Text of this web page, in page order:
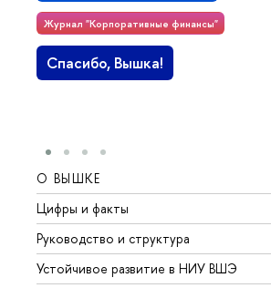
Журнал "Корпоративные финансы"
Спасибо, Вышка!
О ВЫШКЕ
Цифры и факты
Руководство и структура
Устойчивое развитие в НИУ ВШЭ